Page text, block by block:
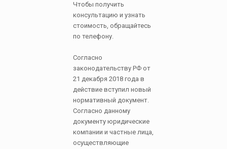
Чтобы получить
консультацию и узнать
стоимость, обращайтесь
по телефону.
Согласно
законодательству РФ от
21 декабря 2018 года в
действие вступил новый
нормативный документ.
Согласно данному
документу юридические
компании и частные лица,
осуществляющие